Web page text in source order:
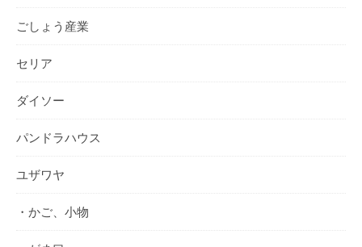
ごしょう産業
セリア
ダイソー
パンドラハウス
ユザワヤ
・かご、小物